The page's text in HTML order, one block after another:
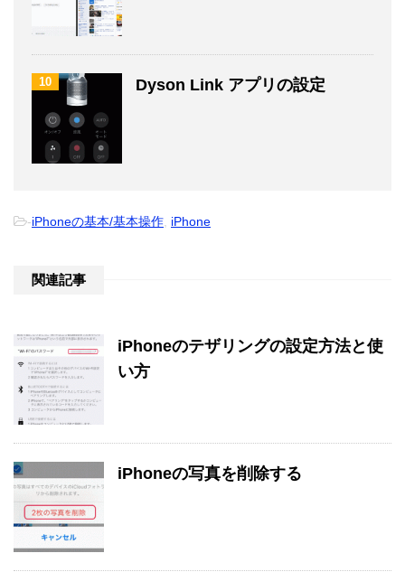
10 Dyson Link アプリの設定
-iPhoneの基本/基本操作 iPhone
関連記事
iPhoneのテザリングの設定方法と使
い方
iPhoneの写真を削除する